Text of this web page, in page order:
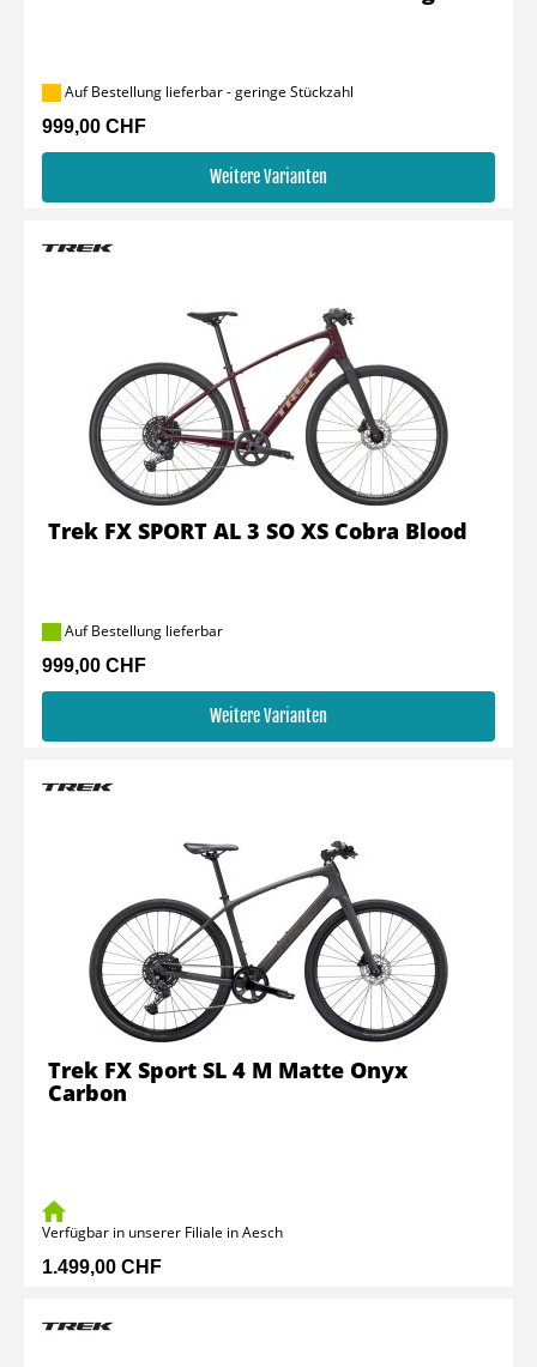
Auf Bestellung lieferbar - geringe Stückzahl
999,00 CHF
Weitere Varianten
Auf Bestellung lieferbar
999,00 CHF
Weitere Varianten
Trek FX SPORT AL 3 SO XS Cobra Blood
Verfügbar in unserer Filiale in Aesch
1.499,00 CHF
Trek FX Sport SL 4 M Matte Onyx
Carbon